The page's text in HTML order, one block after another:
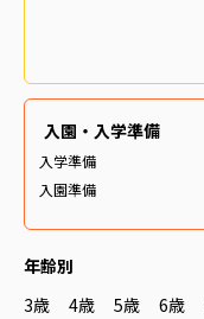
入園・入学準備
入学準備
入園準備
年齢別
3歳
4歳 5歳 6歳